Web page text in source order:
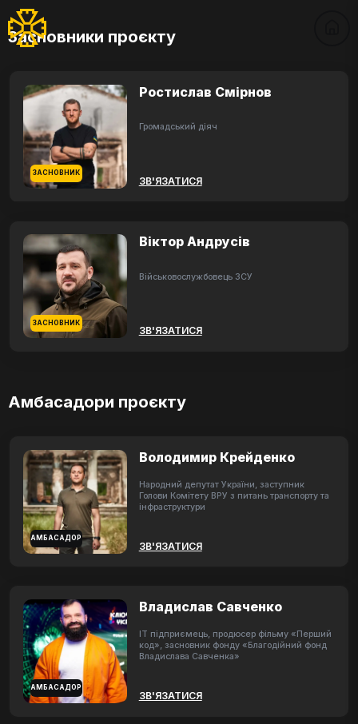
Засновники проєкту
ЗАСНОВНИК
Ростислав Смірнов
Громадський діяч
ЗВ'ЯЗАТИСЯ
ЗАСНОВНИК
Віктор Андрусів
Військовослужбовець ЗСУ
ЗВ'ЯЗАТИСЯ
Амбасадори проєкту
АМБАСАДОР
Володимир Крейденко
Народний депутат України, заступник
Голови Комітету ВРУ з питань транспорту та
інфраструктури
ЗВ'ЯЗАТИСЯ
АМБАСАДОР
Владислав Савченко
ІТ підприємець, продюсер фільму «Перший
код», засновник фонду «Благодійний фонд
Владислава Савченка»
ЗВ'ЯЗАТИСЯ